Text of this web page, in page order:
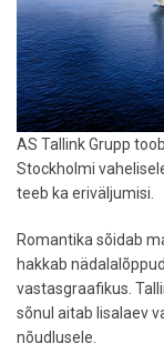
AS Tallink Grupp
Stockholmi
teeb ka eriväljumisi.
Romantika sõidab
hakkab
vastasgraafikus.
sõnul aitab lisalaev
nõudlusele.